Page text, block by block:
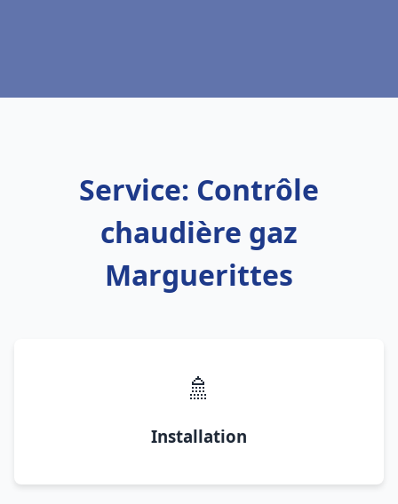
Service: Contrôle
chaudière gaz
Marguerittes
🚿
Installation